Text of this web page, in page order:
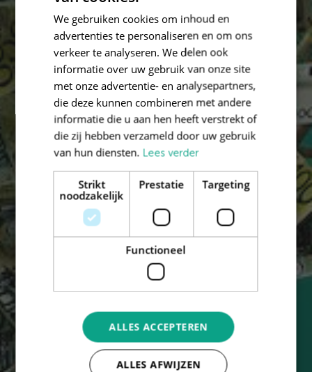
We gebruiken cookies om inhoud en
advertenties te personaliseren en om ons
verkeer te analyseren. We delen ook
informatie over uw gebruik van onze site
met onze advertentie- en analysepartners,
die deze kunnen combineren met andere
informatie die u aan hen heeft verstrekt of
die zij hebben verzameld door uw gebruik
van hun diensten. Lees verder
Strikt
noodzakelijk
Prestatie Targeting
Functioneel
ALLES ACCEPTEREN
ALLES AFWIJZEN